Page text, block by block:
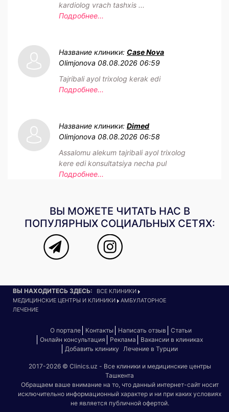
kardiolog vrach tashxis ...
Подробнее...
Название клиники: Case Nova
Olimjonova 08.08.2026 06:59
Tajribali ayol trixolog kerak edi
Подробнее...
Название клиники: Dimed
Olimjonova 08.08.2026 06:58
Assalomu alekum tajribali ayol trixolog
kere edi konsultatsiya necha pul
Подробнее...
ВЫ МОЖЕТЕ ЧИТАТЬ НАС В
ПОПУЛЯРНЫХ СОЦИАЛЬНЫХ СЕТЯХ:
ВЫ НАХОДИТЕСЬ ЗДЕСЬ:
ВСЕ КЛИНИКИ
МЕДИЦИНСКИЕ ЦЕНТРЫ И КЛИНИКИ
АМБУЛАТОРНОЕ
ЛЕЧЕНИЕ
О портале Контакты Написать отзыв
Статьи
Онлайн консультация
Реклама
Вакансии в клиниках
Добавить клинику Лечение в Турции
2017-2026 © Clinics.uz - Все клиники и медицинские центры
Ташкента
Обращаем ваше внимание на то, что данный интернет-сайт носит
исключительно информационный характер и ни при каких условиях
не является публичной офертой.